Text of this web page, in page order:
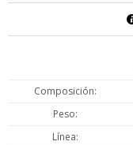
Composición
Peso
Línea